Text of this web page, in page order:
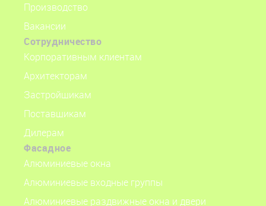
Производство
Вакансии
Сотрудничество
Корпоративным клиентам
Архитекторам
Застройщикам
Поставщикам
Дилерам
Фасадное
Алюминиевые окна
Алюминиевые входные группы
Алюминиевые раздвижные окна и двери